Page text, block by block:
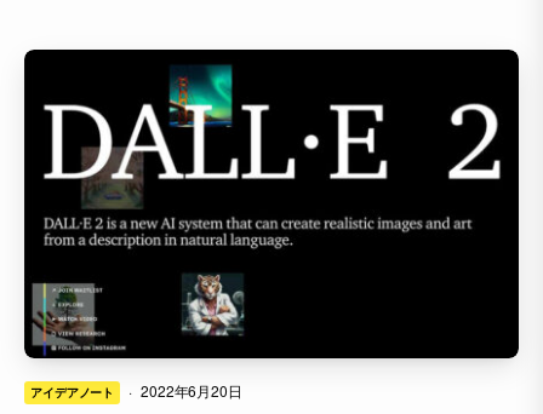
アイデアノート · 2022年6月20日